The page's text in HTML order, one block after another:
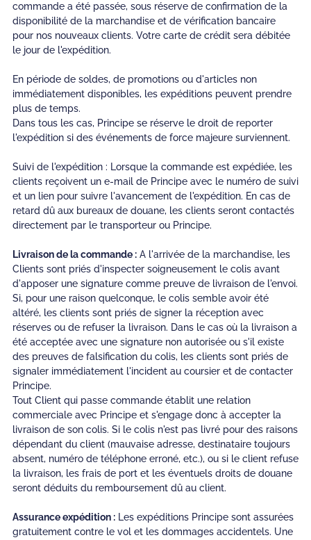
commande a été passée, sous réserve de confirmation de la
disponibilité de la marchandise et de vérification bancaire
pour nos nouveaux clients. Votre carte de crédit sera débitée
le jour de l'expédition.
En période de soldes, de promotions ou d'articles non
immédiatement disponibles, les expéditions peuvent prendre
plus de temps.
Dans tous les cas, Principe se réserve le droit de reporter
l'expédition si des événements de force majeure surviennent.
Suivi de l'expédition : Lorsque la commande est expédiée, les
clients reçoivent un e-mail de Principe avec le numéro de suivi
et un lien pour suivre l'avancement de l'expédition. En cas de
retard dû aux bureaux de douane, les clients seront contactés
directement par le transporteur ou Principe.
Livraison de la commande : A l'arrivée de la marchandise, les
Clients sont priés d'inspecter soigneusement le colis avant
d'apposer une signature comme preuve de livraison de l'envoi.
Si, pour une raison quelconque, le colis semble avoir été
altéré, les clients sont priés de signer la réception avec
réserves ou de refuser la livraison. Dans le cas où la livraison a
été acceptée avec une signature non autorisée ou s'il existe
des preuves de falsification du colis, les clients sont priés de
signaler immédiatement l'incident au coursier et de contacter
Principe.
Tout Client qui passe commande établit une relation
commerciale avec Principe et s'engage donc à accepter la
livraison de son colis. Si le colis n'est pas livré pour des raisons
dépendant du client (mauvaise adresse, destinataire toujours
absent, numéro de téléphone erroné, etc.), ou si le client refuse
la livraison, les frais de port et les éventuels droits de douane
seront déduits du remboursement dû au client.
Assurance expédition : Les expéditions Principe sont assurées
gratuitement contre le vol et les dommages accidentels. Une